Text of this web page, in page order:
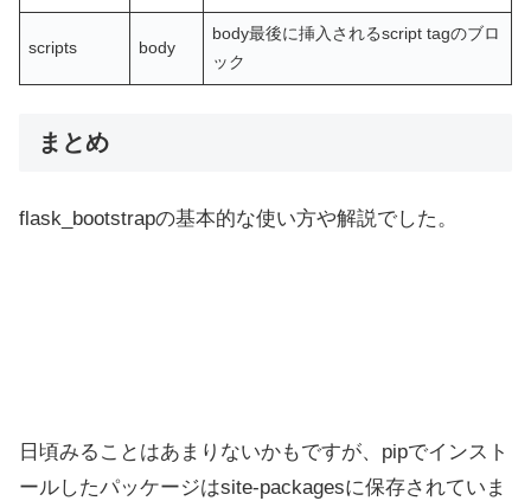
scripts body
body最後に挿入されるscript tagのブロ
ック
まとめ
flask_bootstrapの基本的な使い方や解説でした。
日頃みることはあまりないかもですが、pipでインスト
ールしたパッケージはsite-packagesに保存されていま